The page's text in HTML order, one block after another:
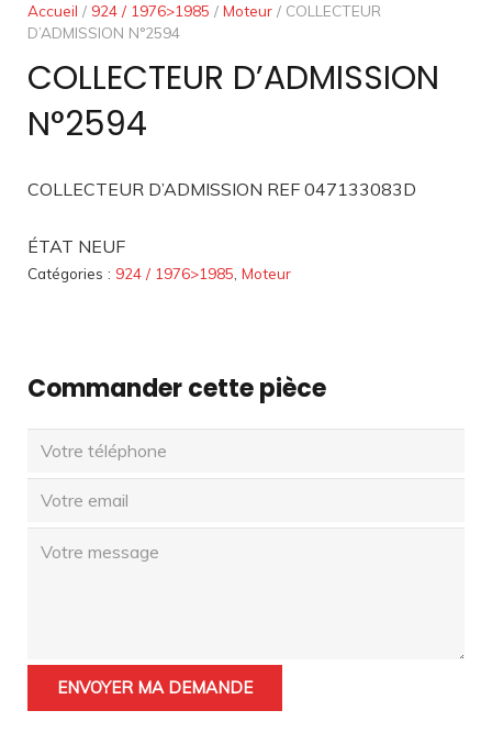
Accueil / 924 / 1976>1985 / Moteur / COLLECTEUR
D’ADMISSION N°2594
COLLECTEUR D’ADMISSION
N°2594
COLLECTEUR D’ADMISSION REF 047133083D
ÉTAT NEUF
Catégories : 924 / 1976>1985 Moteur
Commander cette pièce